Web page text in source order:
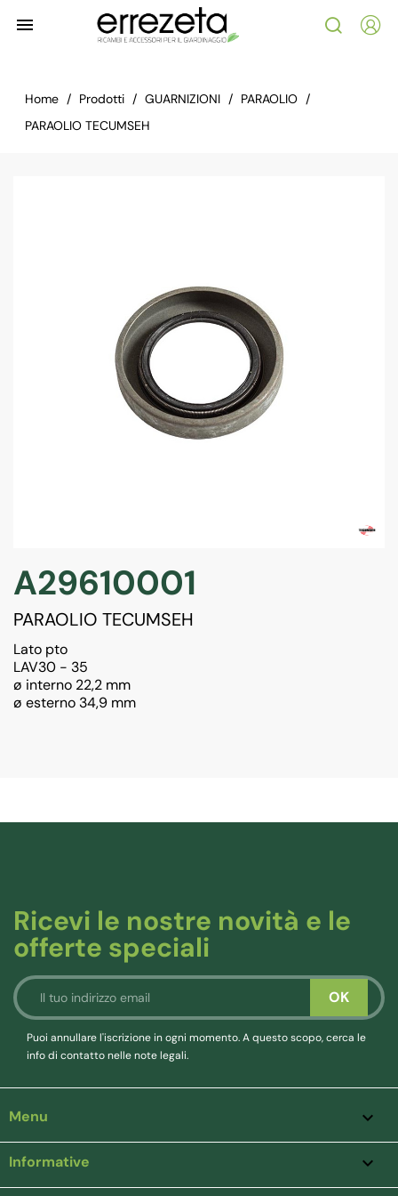

Home Prodotti GUARNIZIONI
PARAOLIO
PARAOLIO TECUMSEH
A29610001
PARAOLIO TECUMSEH
Lato pto
LAV30 - 35
ø interno 22,2 mm
ø esterno 34,9 mm
Ricevi le nostre novità e le
offerte speciali
Puoi annullare l'iscrizione in ogni momento. A questo scopo, cerca le
info di contatto nelle note legali.
Menu 
Informative 